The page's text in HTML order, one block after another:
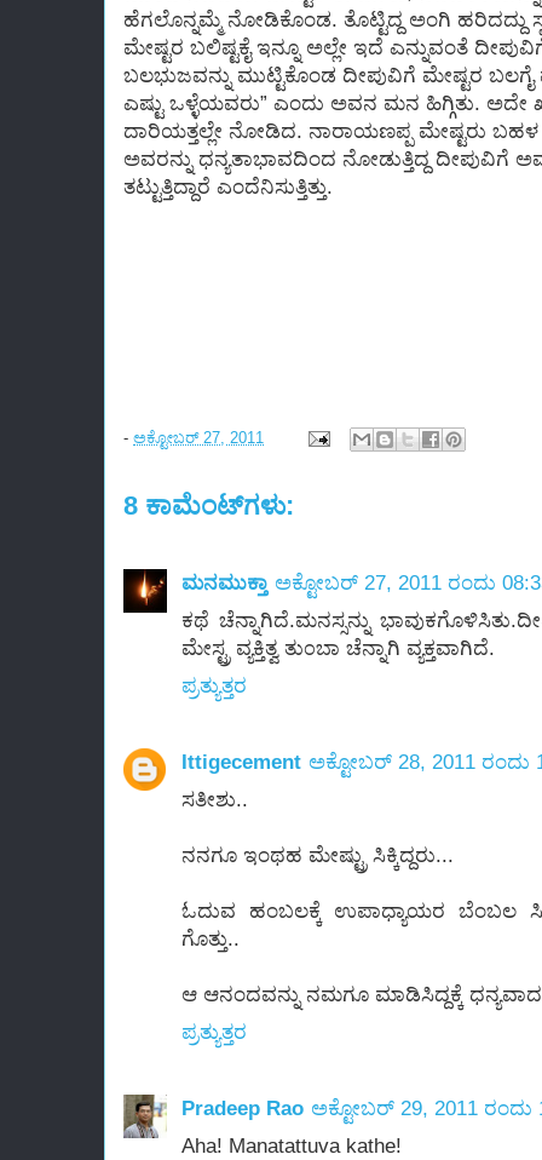
ಹೆಗಲೊನ್ನಮ್ಮೆ ನೋಡಿಕೊಂಡ. ತೊಟ್ಟಿದ್ದ ಅಂಗಿ ಹರಿದದ್ದು
ಮೇಷ್ಟರ ಬಲಿಷ್ಟಕೈ ಇನ್ನೂ ಅಲ್ಲೇ ಇದೆ ಎನ್ನುವಂತೆ
ಬಲಭುಜವನ್ನು ಮುಟ್ಟಿಕೊಂಡ ದೀಪುವಿಗೆ ಮೇಷ್ಟರ ಬಲಗೈ
ಎಷ್ಟು ಒಳ್ಳೆಯವರು” ಎಂದು ಅವನ ಮನ ಹಿಗ್ಗಿತು.
ದಾರಿಯತ್ತಲ್ಲೇ ನೋಡಿದ. ನಾರಾಯಣಪ್ಪ ಮೇಷ್ಟರು ಬಹಳ
ಅವರನ್ನು ಧನ್ಯತಾಭಾವದಿಂದ ನೋಡುತ್ತಿದ್ದ ದೀಪುವಿಗೆ
ತಟ್ಟುತ್ತಿದ್ದಾರೆ ಎಂದೆನಿಸುತ್ತಿತ್ತು.
- ಅಕ್ಟೋಬರ್ 27, 2011
8 ಕಾಮೆಂಟ್‌ಗಳು:
ಮನಮುಕ್ತಾ ಅಕ್ಟೋಬರ್ 27, 2011 ರಂದು
ಕಥೆ ಚೆನ್ನಾಗಿದೆ.ಮನಸ್ಸನ್ನು
ಮೇಸ್ಟ್ರ ವ್ಯಕ್ತಿತ್ವ ತು೦ಬಾ ಚೆನ್ನಾಗಿ ವ್ಯಕ್ತವಾಗಿದೆ.
ಪ್ರತ್ಯುತ್ತರ
Ittigecement ಅಕ್ಟೋಬರ್ 28, 2011 ರಂದು
ಸತೀಶು..
ನನಗೂ ಇಂಥಹ ಮೇಷ್ಟ್ರು ಸಿಕ್ಕಿದ್ದರು...
ಓದುವ ಹಂಬಲಕ್ಕೆ ಉಪಾಧ್ಯಾಯರ ಬೆಂಬಲ
ಗೊತ್ತು..
ಆ ಆನಂದವನ್ನು ನಮಗೂ ಮಾಡಿಸಿದ್ದಕ್ಕೆ
ಪ್ರತ್ಯುತ್ತರ
Pradeep Rao ಅಕ್ಟೋಬರ್ 29, 2011
Aha! Manatattuva kathe!